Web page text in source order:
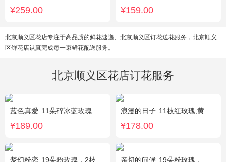
¥259.00 ¥159.00
北京顺义区花店专注于高品质的鲜花速递、北京顺义区订花送花服务，北京顺义
区鲜花店认真完成每一束鲜花配送服务。
北京顺义区花店订花服务
蓝色真爱 11朵碎冰蓝玫瑰，尤加利绿叶搭配
¥189.00
浪漫的日子 11枝红玫瑰,黄莺、满天星适量搭配。
¥178.00
梦幻粉恋 19朵粉玫瑰，2枝白色香水百合、尤加利叶搭配 亲切的问候 19朵粉玫瑰，叶上黄金点缀。